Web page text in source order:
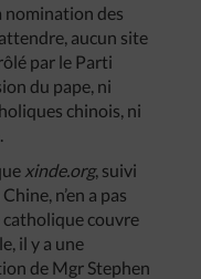
nomination des
aucun site
par le Parti
du pape, ni
chinois, ni
xinde.org, suivi
n’en a pas
catholique couvre
il y a une
de Mgr Stephen